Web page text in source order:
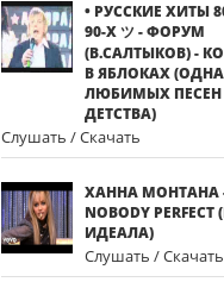
• РУССКИЕ ХИТЫ
90-Х ツ - ФОРУМ
(В.САЛТЫКОВ) -
В ЯБЛОКАХ
ЛЮБИМЫХ ПЕСЕН
ДЕТСТВА)
Слушать / Скачать
ХАННА МОНТАНА
NOBODY PERFECT
ИДЕАЛА)
Слушать / Скачать